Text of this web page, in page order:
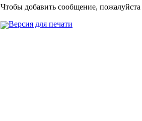
Чтобы добавить сообщение, пожалуйста
Версия для печати